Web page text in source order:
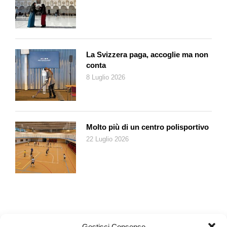
Un altro esempio di ricatto internazionale viene dalla Turchia di
Erdogan, che per trattenere i migranti sul proprio territorio
anni dopo altri 8 miliardi. 14 miliardi è quindi «il prezzo del
ricatto di Erdogan per interrompere l’afflusso di siriani, afghani
e pakistani verso l’Europa attraverso la cosiddetta rotta dei
Balcani», scrive Foa. Accordi, anzi ricatti, simili sono stati fatti
con la Libia già ai tempi di Gheddafi, con la Tunisia e con il
fantasma dell’invasione dei migranti sul fronte Nord del
Mediterraneo.
Poi, naturalmente, c’è Trump. Foa osserva che «la Casa
Bianca non dissimula più i propri obiettivi, li dichiara
La Svizzera paga, accoglie ma non
conta
8 Luglio 2026
Molto più di un centro polisportivo
22 Luglio 2026